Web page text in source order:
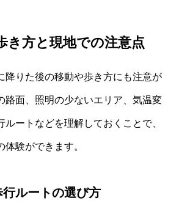
き方と現地での注意点
降りた後の移動や歩き方にも注意が
路面、照明の少ないエリア、気温変
ルートなどを理解しておくことで、
験ができます。
ルートの選び方